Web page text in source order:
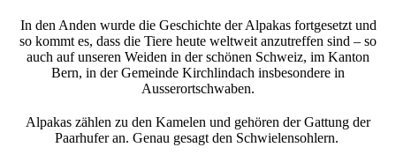
In den Anden wurde die Geschichte der Alpakas fortgesetzt und
so kommt es, dass die Tiere heute weltweit anzutreffen sind – so
auch auf unseren Weiden in der schönen Schweiz, im Kanton
Bern, in der Gemeinde Kirchlindach insbesondere in
Ausserortschwaben.
Alpakas zählen zu den Kamelen und gehören der Gattung der
Paarhufer an. Genau gesagt den Schwielensohlern.